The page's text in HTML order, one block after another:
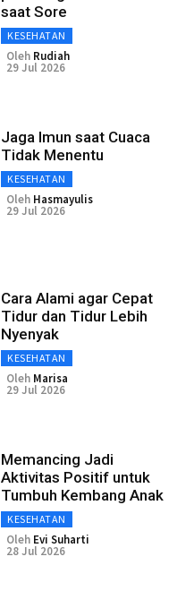
saat Sore
KESEHATAN
Oleh Rudiah
29 Jul 2026
Jaga Imun saat Cuaca
Tidak Menentu
KESEHATAN
Oleh Hasmayulis
29 Jul 2026
Cara Alami agar Cepat
Tidur dan Tidur Lebih
Nyenyak
KESEHATAN
Oleh Marisa
29 Jul 2026
Memancing Jadi
Aktivitas Positif untuk
Tumbuh Kembang Anak
KESEHATAN
Oleh Evi Suharti
28 Jul 2026